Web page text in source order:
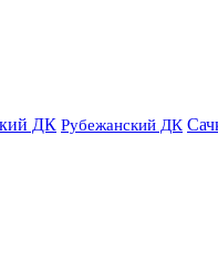
ДК Рубежанский ДК